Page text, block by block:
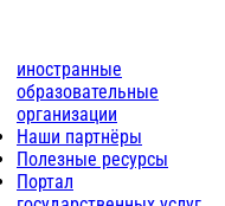
иностранные
образовательные
организации
Наши партнёры
Полезные ресурсы
Портал